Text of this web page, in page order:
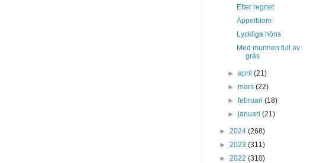
Efter regnet
Äppelblom
Lyckliga höns
Med munnen full av
gräs
►april(21)
►mars(22)
►februari(18)
►januari(21)
► 2024 (268)
► 2023 (311)
► 2022 (310)